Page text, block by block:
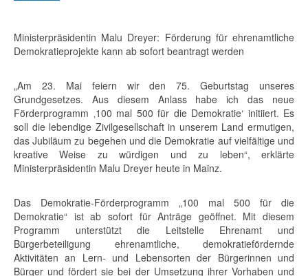
Ministerpräsidentin Malu Dreyer: Förderung für ehrenamtliche
Demokratieprojekte kann ab sofort beantragt werden
„Am 23. Mai feiern wir den 75. Geburtstag unseres
Grundgesetzes. Aus diesem Anlass habe ich das neue
Förderprogramm ‚100 mal 500 für die Demokratie‘ initiiert. Es
soll die lebendige Zivilgesellschaft in unserem Land ermutigen,
das Jubiläum zu begehen und die Demokratie auf vielfältige und
kreative Weise zu würdigen und zu leben“, erklärte
Ministerpräsidentin Malu Dreyer heute in Mainz.
Das Demokratie-Förderprogramm „100 mal 500 für die
Demokratie“ ist ab sofort für Anträge geöffnet. Mit diesem
Programm unterstützt die Leitstelle Ehrenamt und
Bürgerbeteiligung ehrenamtliche, demokratiefördernde
Aktivitäten an Lern- und Lebensorten der Bürgerinnen und
Bürger und fördert sie bei der Umsetzung ihrer Vorhaben und